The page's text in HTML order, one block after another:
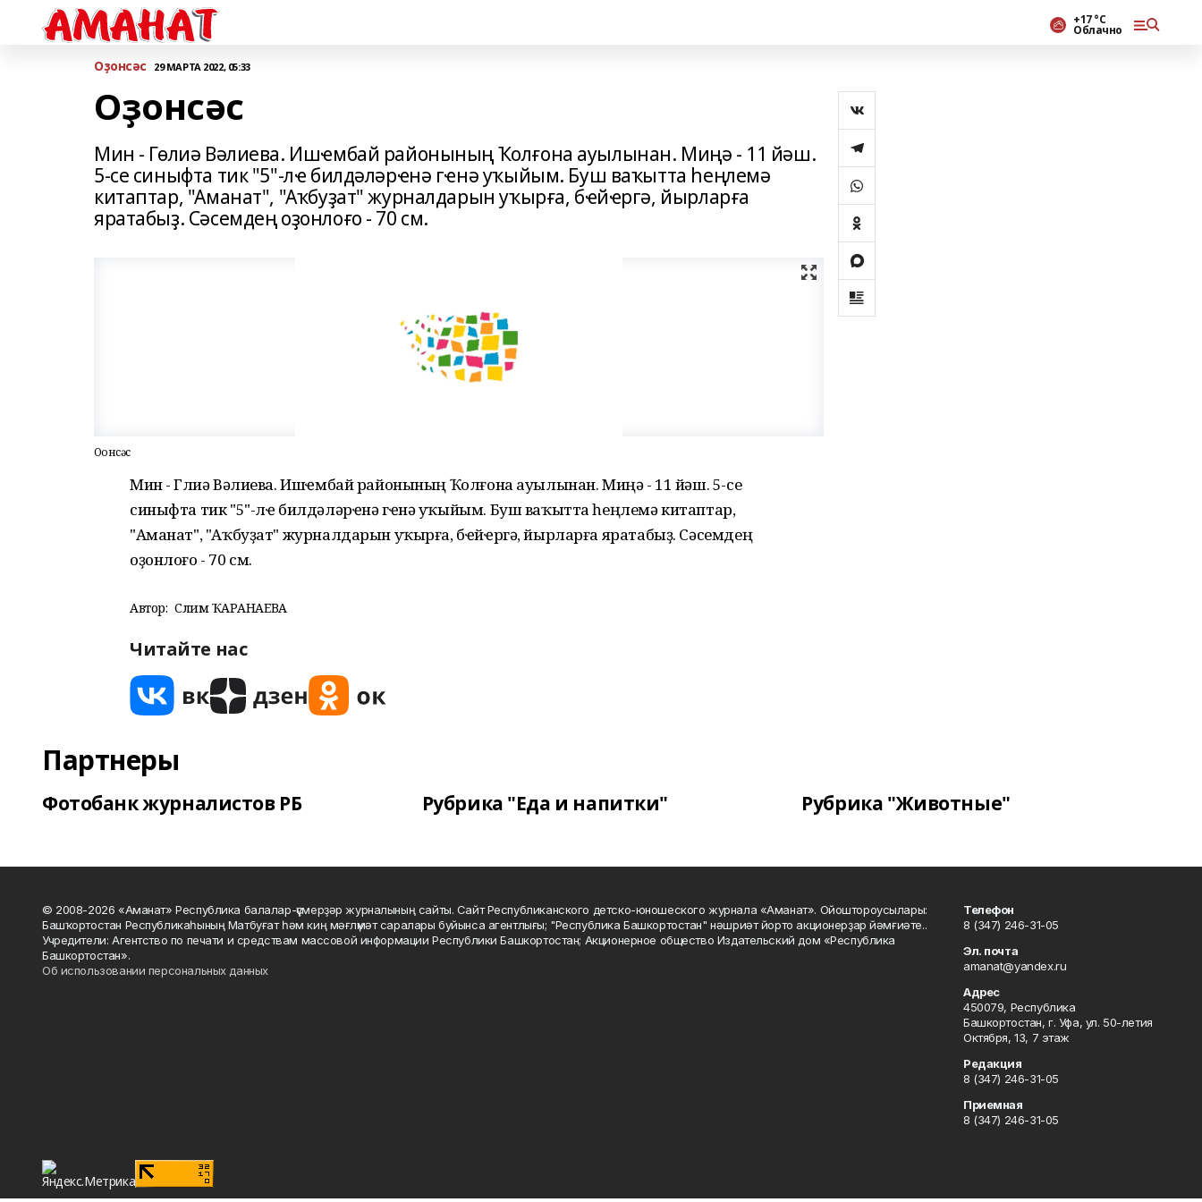
+17 °С
Облачно
Оҙонсәс 29 МАРТА 2022, 05:33
Оҙонсәс
Мин - Гөлиә Вәлиева. Ишҽмбай районының Ҡолғона ауылынан. Миңә - 11 йәш.
5-се синыфта тик "5"-лҽ билдәләрҽнә гҽнә уҡыйым. Буш ваҡытта һеңлемә
китаптар, "Аманат", "Аҡбуҙат" журналдарын уҡырға, бҽйҽргә, йырларға
яратабыҙ. Сәсемдең оҙонлоғо - 70 см.
Оҙонсәс
Мин - Гөлиә Вәлиева. Ишҽмбай районының Ҡолғона ауылынан. Миңә - 11 йәш. 5-се
синыфта тик "5"-лҽ билдәләрҽнә гҽнә уҡыйым. Буш ваҡытта һеңлемә китаптар,
"Аманат", "Аҡбуҙат" журналдарын уҡырға, бҽйҽргә, йырларға яратабыҙ. Сәсемдең
оҙонлоғо - 70 см.
Автор: Сәлимә ҠАРАНАЕВА
Читайте нас
Партнеры
Фотобанк журналистов РБ Рубрика "Еда и напитки" Рубрика "Животные"
© 2008-2026 «Аманат» Республика балалар-үҫмерҙәр журналының сайты. Сайт Республиканского детско-юношеского журнала «Аманат». Ойоштороусылары:
Башҡортостан Республикаһының Матбуғат һәм киң мәғлүмәт саралары буйынса агентлығы; "Республика Башкортостан" нәшриәт йорто акционерҙар йәмғиәте..
Учредители: Агентство по печати и средствам массовой информации Республики Башкортостан; Акционерное общество Издательский дом «Республика
Башкортостан».
Об использовании персональных данных
Телефон
8 (347) 246-31-05
Эл. почта
amanat@yandex.ru
Адрес
450079, Республика
Башкортостан, г. Уфа, ул. 50-летия
Октября, 13, 7 этаж
Редакция
8 (347) 246-31-05
Приемная
8 (347) 246-31-05